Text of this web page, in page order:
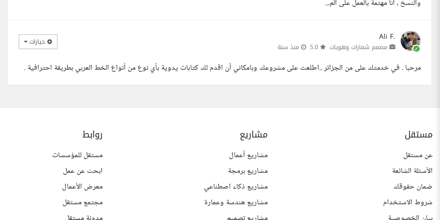
والنسخ ، انا مهتمة بالعمل على الم...
Ali F.
مصمم شعارات وهويات منذ سنة خيارات
مرحبا . في خدمتك على من الجزائر ..اطلعت على مشروعك وبامكاني أن اقدم لك كتابات يدوية بأي نوع من أنواع الخط العربي بطريقة احترافية .
مستقل
عن مستقل
الأسئلة الشائعة
ضمان حقوقك
شروط الاستخدام
مشاريع
مشاريع أعمال
مشاريع برمجة
مشاريع ذكاء اصطناعي
مشاريع هندسة وعمارة
روابط
مستقل للمؤسسات
ابحث عن عمل
معرض الأعمال
مجتمع مستقل